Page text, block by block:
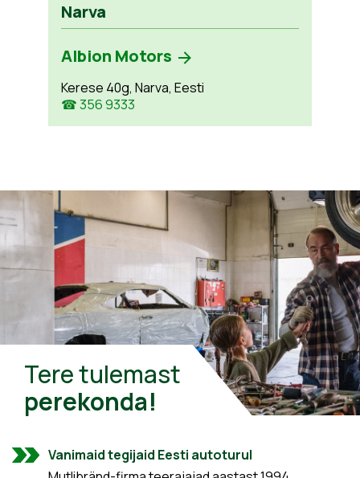
Narva
Albion Motors
Kerese 40g, Narva, Eesti
☎ 356 9333
Tere tulemast
perekonda!
Vanimaid tegijaid Eesti autoturul